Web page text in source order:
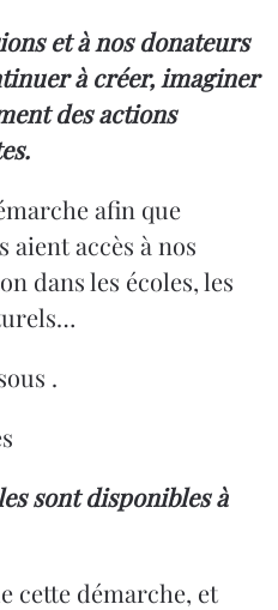
et à nos donateurs
à créer, imaginer
des actions
afin que
aient accès à nos
dans les écoles, les
.
sont disponibles à
cette démarche, et